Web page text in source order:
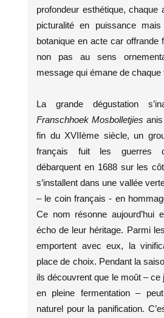
profondeur esthétique, chaque
picturalité en puissance
botanique en acte car offrande
non pas au sens
message qui émane de
La grande dégustation
Franschhoek Mosbolletjies
fin du XVIIème siècle, un
français fuit les guerres
débarquent en 1688 sur les
s’installent dans une vallée
– le coin français - en
Ce nom résonne aujourd’hui
écho de leur héritage. Parmi
emportent avec eux, la
place de choix. Pendant la
ils découvrent que le moût –
en pleine fermentation –
naturel pour la panification.